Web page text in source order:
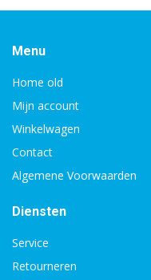
Menu
Home old
Mijn account
Winkelwagen
Contact
Algemene Voorwaarden
Diensten
Service
Retourneren